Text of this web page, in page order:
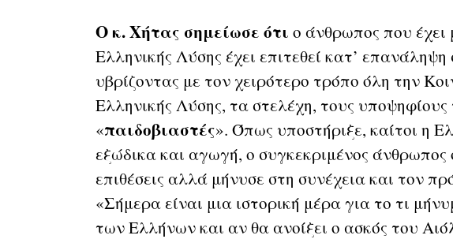
Ο κ. Χήτας σημείωσε ότι ο άνθρωπος που έχει
Ελληνικής Λύσης έχει επιτεθεί κατ’
υβρίζοντας με τον χειρότερο τρόπο όλη την
Ελληνικής Λύσης, τα στελέχη, τους υποψηφίους
«παιδοβιαστές». Όπως υποστήριξε, καίτοι η
εξώδικα και αγωγή, ο συγκεκριμένος άνθρωπος
επιθέσεις αλλά μήνυσε στη συνέχεια και τον
«Σήμερα είναι μια ιστορική μέρα για το τι
των Ελλήνων και αν θα ανοίξει ο ασκός του